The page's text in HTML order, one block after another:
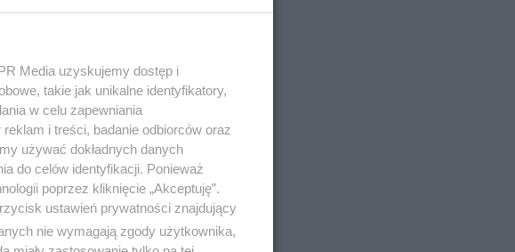
będzie zobaczyć, a także
Media uzyskujemy dostęp i
takie jak unikalne identyfikatory,
w celu zapewniania
i treści, badanie odbiorców oraz
używać dokładnych danych
do celów identyfikacji. Ponieważ
poprzez kliknięcie „Akceptuję”.
ustawień prywatności znajdujący
nie wymagają zgody użytkownika,